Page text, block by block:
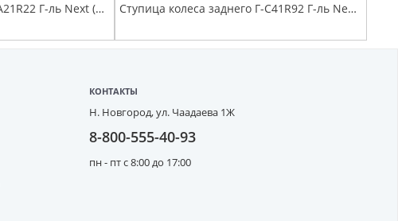
Наконечник рулевой Г-А21R22 Г-ль Next (аналог .ВМ-G-3414056) Ступица колеса заднего Г-C41R92 Г-ль Next 4,6т в сборе с АБС, подшипником и шпильками
КОНТАКТЫ
Н. Новгород,ул. Чаадаева 1Ж
8-800-555-40-93
пн - пт с 8:00 до 17:00